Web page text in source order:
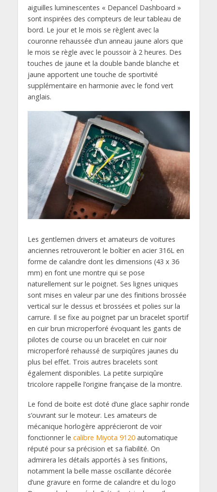
aiguilles luminescentes « Depancel Dashboard »
sont inspirées des compteurs de leur tableau de
bord. Le jour et le mois se règlent avec la
couronne rehaussée d’un anneau jaune alors que
le mois se règle avec le poussoir à 2 heures. Des
touches de jaune et la double bande blanche et
jaune apportent une touche de sportivité
supplémentaire en harmonie avec le fond vert
anglais.
Les gentlemen drivers et amateurs de voitures
anciennes retrouveront le boîtier en acier 316L en
forme de calandre dont les dimensions (43 x 36
mm) en font une montre qui se pose
naturellement sur le poignet. Ses lignes uniques
sont mises en valeur par une des finitions brossée
vertical sur le dessus et brossées et polies sur la
carrure. Il se fixe au poignet par un bracelet sportif
en cuir brun microperforé évoquant les gants de
pilotes de course ou un bracelet en cuir noir
microperforé rehaussé de surpiqûres jaunes du
plus bel effet. Trois autres bracelets sont
également disponibles. La petite surpiqûre
tricolore rappelle l’origine française de la montre.
Le fond de boite est doté d’une glace saphir ronde
s’ouvrant sur le moteur. Les amateurs de
mécanique horlogère apprécieront de voir
fonctionner le calibre Miyota 9120automatique
réputé pour sa précision et sa fiabilité. On
admirera les détails apportés à ses finitions,
notamment la belle masse oscillante décorée
d’une gravure en forme de calandre et du logo